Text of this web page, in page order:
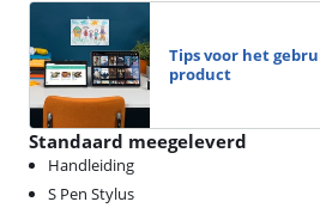
Tips voor het
product
Standaard meegeleverd
Handleiding
S Pen Stylus